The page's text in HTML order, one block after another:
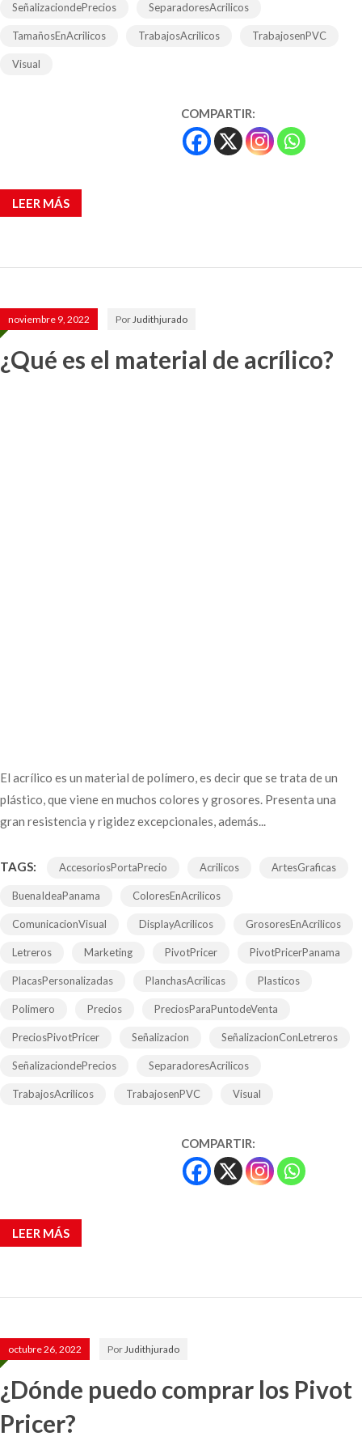
SeñalizaciondePrecios SeparadoresAcrilicos
TamañosEnAcrilicos TrabajosAcrilicos TrabajosenPVC
Visual
COMPARTIR:
LEER MÁS
noviembre 9, 2022 PorJudithjurado
¿Qué es el material de acrílico?
El acrílico es un material de polímero, es decir que se trata de un
plástico, que viene en muchos colores y grosores. Presenta una
gran resistencia y rigidez excepcionales, además...
TAGS: AccesoriosPortaPrecio Acrilicos ArtesGraficas
BuenaIdeaPanama ColoresEnAcrilicos
ComunicacionVisual DisplayAcrilicos GrosoresEnAcrilicos
Letreros Marketing PivotPricer PivotPricerPanama
PlacasPersonalizadas PlanchasAcrilicas Plasticos
Polimero Precios PreciosParaPuntodeVenta
PreciosPivotPricer Señalizacion SeñalizacionConLetreros
SeñalizaciondePrecios SeparadoresAcrilicos
TrabajosAcrilicos TrabajosenPVC Visual
COMPARTIR:
LEER MÁS
octubre 26, 2022 PorJudithjurado
¿Dónde puedo comprar los Pivot
Pricer?